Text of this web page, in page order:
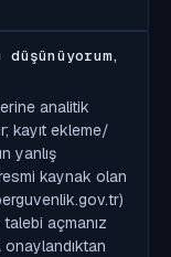
analitik
kayıt ekleme/
yanlış
resmi kaynak olan
açmanız
onaylandıktan